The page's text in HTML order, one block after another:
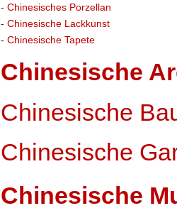
-Chinesisches Porzellan
-Chinesische Lackkunst
-Chinesische Tapete
Chinesische
Chinesische
Chinesische
Chinesische